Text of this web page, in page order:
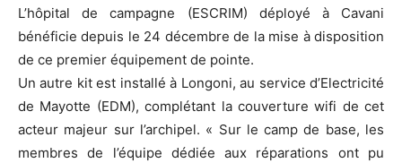
L’hôpital de campagne (ESCRIM) déployé à Cavani
bénéficie depuis le 24 décembre de la mise à disposition
de ce premier équipement de pointe.
Un autre kit est installé à Longoni, au service d’Electricité
de Mayotte (EDM), complétant la couverture wifi de cet
acteur majeur sur l’archipel. « Sur le camp de base, les
membres de l’équipe dédiée aux réparations ont pu